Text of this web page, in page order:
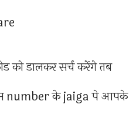
डालकर सर्च करेंगे तब
number के jaiga पे आपके